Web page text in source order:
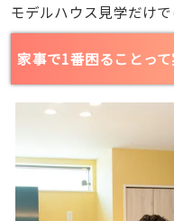
モデルハウス見学だけ
家事で1番困ることって